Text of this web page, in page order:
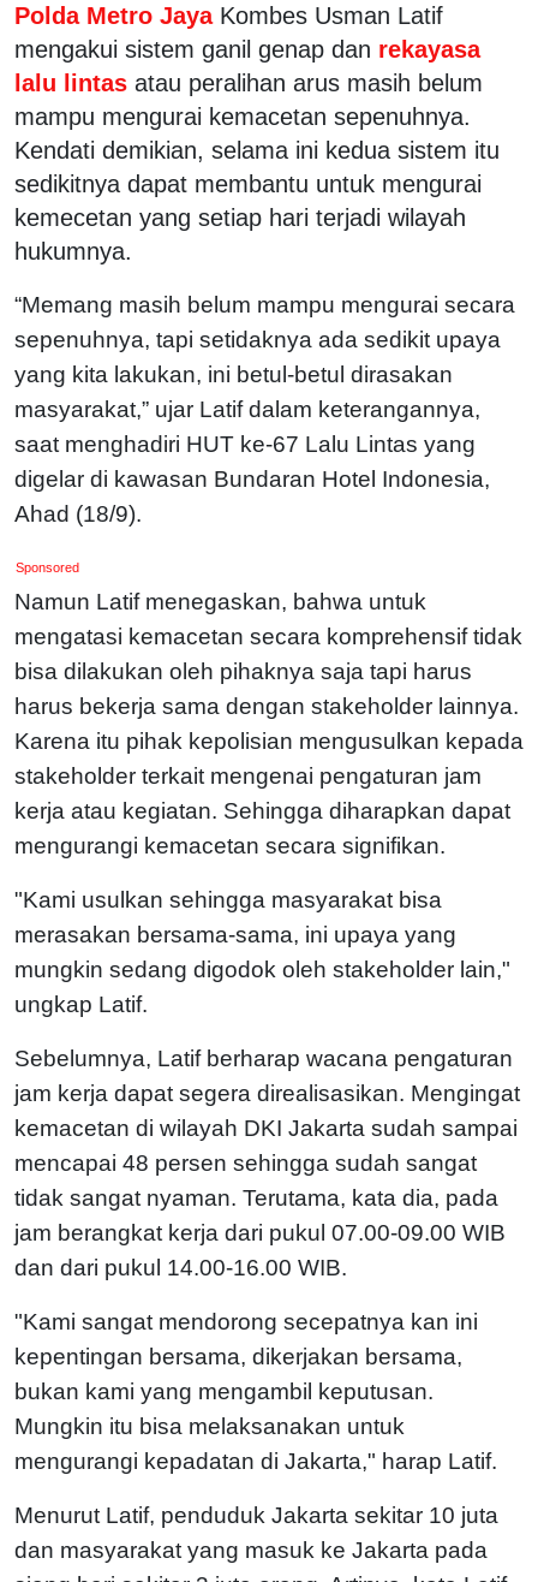
Polda Metro Jaya Kombes Usman Latif
mengakui sistem ganil genap dan rekayasa
lalu lintas atau peralihan arus masih belum
mampu mengurai kemacetan sepenuhnya.
Kendati demikian, selama ini kedua sistem itu
sedikitnya dapat membantu untuk mengurai
kemecetan yang setiap hari terjadi wilayah
hukumnya.
“Memang masih belum mampu mengurai secara
sepenuhnya, tapi setidaknya ada sedikit upaya
yang kita lakukan, ini betul-betul dirasakan
masyarakat,” ujar Latif dalam keterangannya,
saat menghadiri HUT ke-67 Lalu Lintas yang
digelar di kawasan Bundaran Hotel Indonesia,
Ahad (18/9).
Sponsored
Namun Latif menegaskan, bahwa untuk
mengatasi kemacetan secara komprehensif tidak
bisa dilakukan oleh pihaknya saja tapi harus
harus bekerja sama dengan stakeholder lainnya.
Karena itu pihak kepolisian mengusulkan kepada
stakeholder terkait mengenai pengaturan jam
kerja atau kegiatan. Sehingga diharapkan dapat
mengurangi kemacetan secara signifikan.
"Kami usulkan sehingga masyarakat bisa
merasakan bersama-sama, ini upaya yang
mungkin sedang digodok oleh stakeholder lain,"
ungkap Latif.
Sebelumnya, Latif berharap wacana pengaturan
jam kerja dapat segera direalisasikan. Mengingat
kemacetan di wilayah DKI Jakarta sudah sampai
mencapai 48 persen sehingga sudah sangat
tidak sangat nyaman. Terutama, kata dia, pada
jam berangkat kerja dari pukul 07.00-09.00 WIB
dan dari pukul 14.00-16.00 WIB.
"Kami sangat mendorong secepatnya kan ini
kepentingan bersama, dikerjakan bersama,
bukan kami yang mengambil keputusan.
Mungkin itu bisa melaksanakan untuk
mengurangi kepadatan di Jakarta," harap Latif.
Menurut Latif, penduduk Jakarta sekitar 10 juta
dan masyarakat yang masuk ke Jakarta pada